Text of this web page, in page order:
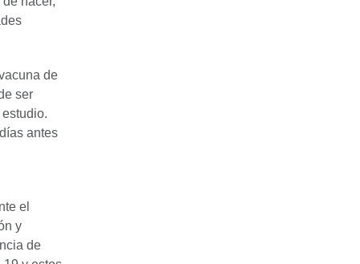
de
ser
antes
el
y
de